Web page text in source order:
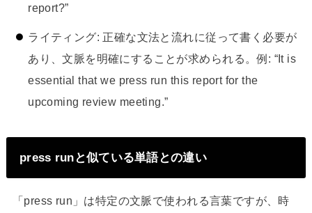
report?”
ライティング: 正確な文法と流れに従って書く必要が
あり、文脈を明確にすることが求められる。例: “It is
essential that we press run this report for the
upcoming review meeting.”
press runと似ている単語との違い
「press run」は特定の文脈で使われる言葉ですが、時